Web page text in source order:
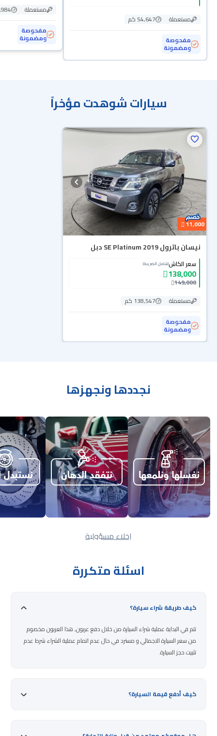
مستعملة
54,647 كم
مفحوصة
ومضمونة
مستعملة
مفحوصة
ومضمونة
سيارات شوهدت مؤخراً
11,000
نيسان باترول SE Platinum 2019 دبل
سعر الكاش(شامل الضريبة)
138,000
149,000
مستعملة
138,547 كم
مفحوصة
ومضمونة
نجددها ونجهزها
إخلاء مسؤولية
اسئلة متكررة
كيف طريقة شراء سيارة؟
تتم في البداية عملية شراء السيارة من خلال دفع عربون, هذا العربون مخصوم
من سعر السيارة الاجمالي و مسترد في حال عدم اتمام عملية الشراء شرط عدم
تثبيت حجز السيارة.
كيف أدفع قيمة السيارة؟